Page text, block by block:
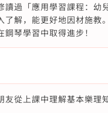
過「應用學習課程：幼
解，能更好地因材施教
琴學習中取得進步！
從上課中理解基本樂理